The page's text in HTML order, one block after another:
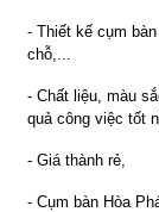
- Thiết kế cụm
chỗ,...
- Chất liệu, màu
quả công việc tốt
- Giá thành rẻ,
- Cụm bàn Hòa